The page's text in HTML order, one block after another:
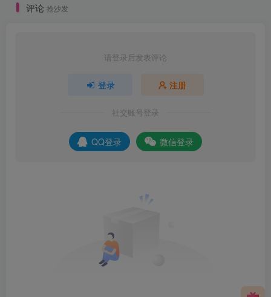
评论 抢沙发
请登录后发表评论
登录 注册
社交账号登录
QQ登录 微信登录